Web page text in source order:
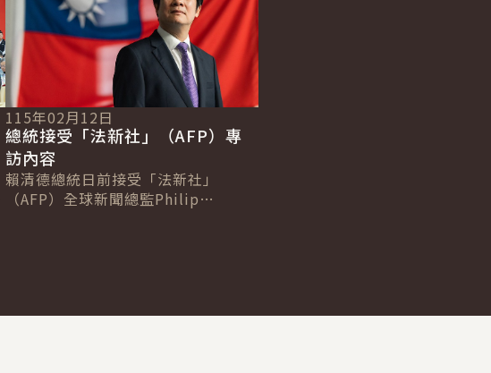
115年02月12日
總統接受「法新社」（AFP）專
訪內容
賴清德總統日前接受「法新社」
（AFP）全球新聞總監Philip